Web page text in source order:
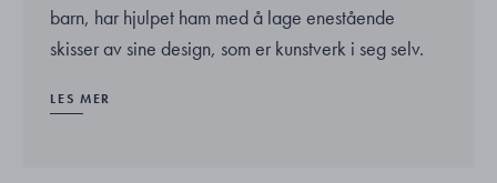
barn, har hjulpet ham med å lage enestående
skisser av sine design, som er kunstverk i seg selv.
LES MER